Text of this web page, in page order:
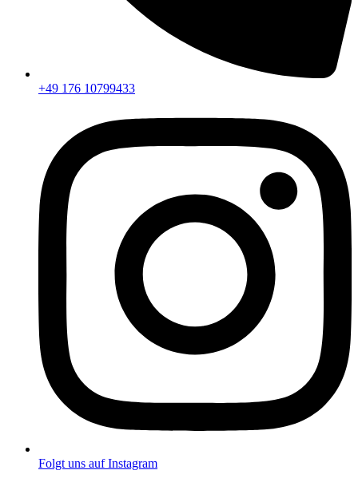
+49 176 10799433
Folgt uns auf Instagram